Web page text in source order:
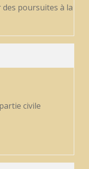
poursuites à la
civile